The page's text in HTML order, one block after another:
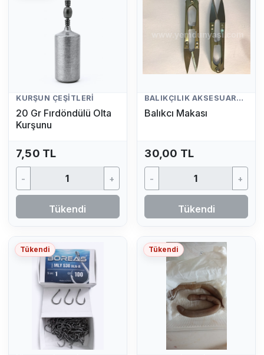
KURŞUN ÇEŞITLERI
20 Gr Fırdöndülü Olta
Kurşunu
7,50 TL
- +
Tükendi
BALIKÇILIK AKSESUARLARI
Balıkcı Makası
30,00 TL
- +
Tükendi
Tükendi Tükendi